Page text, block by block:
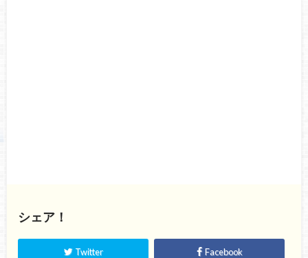
シェア！
Twitter Facebook